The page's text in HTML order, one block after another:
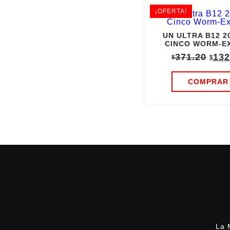
¡OFERTA!
UN ULTRA B12
CINCO WORM-
$371.20 $
COMPRAR
La